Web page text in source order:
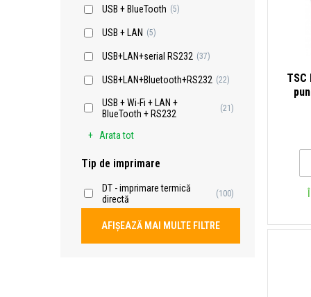
USB + BlueTooth (5)
USB + LAN (5)
USB+LAN+serial RS232 (37)
USB+LAN+Bluetooth+RS232 (22)
USB + Wi-Fi + LAN +
BlueTooth + RS232
(21)
Arata tot
Tip de imprimare
DT - imprimare termică
directă
(100)
AFIȘEAZĂ MAI MULTE FILTRE
TSC